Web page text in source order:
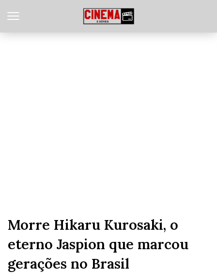
Morre Hikaru Kurosaki, o
eterno Jaspion que marcou
gerações no Brasil